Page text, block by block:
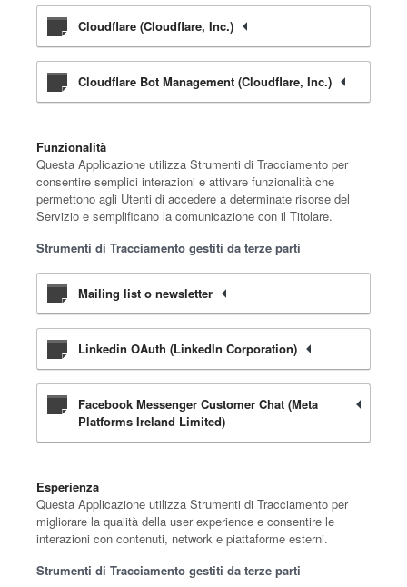
Cloudflare (Cloudflare, Inc.)
Cloudflare Bot Management (Cloudflare, Inc.)
Funzionalità
Questa Applicazione utilizza Strumenti di Tracciamento per
consentire semplici interazioni e attivare funzionalità che
permettono agli Utenti di accedere a determinate risorse del
Servizio e semplificano la comunicazione con il Titolare.
Strumenti di Tracciamento gestiti da terze parti
Mailing list o newsletter
Linkedin OAuth (LinkedIn Corporation)
Facebook Messenger Customer Chat (Meta
Platforms Ireland Limited)
Esperienza
Questa Applicazione utilizza Strumenti di Tracciamento per
migliorare la qualità della user experience e consentire le
interazioni con contenuti, network e piattaforme esterni.
Strumenti di Tracciamento gestiti da terze parti